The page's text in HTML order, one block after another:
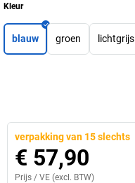
Kleur
blauw groen lichtgrijs
verpakking van 15 slechts
€ 57,90
Prijs / VE (excl. BTW)